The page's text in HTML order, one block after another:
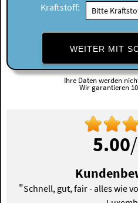
Kraftstoff:
WEITER MIT
Ihre Daten werden
Wir garantieren
5.00
"Schnell, gut, fair - alles wie